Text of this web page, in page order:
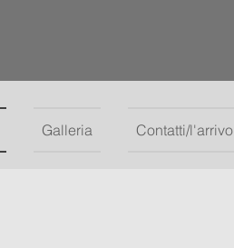
Galleria Contatti/l'arrivo